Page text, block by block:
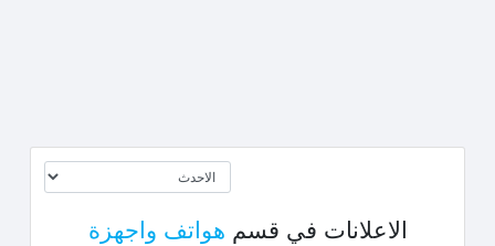
الاعلانات في قسم هواتف واجهزة